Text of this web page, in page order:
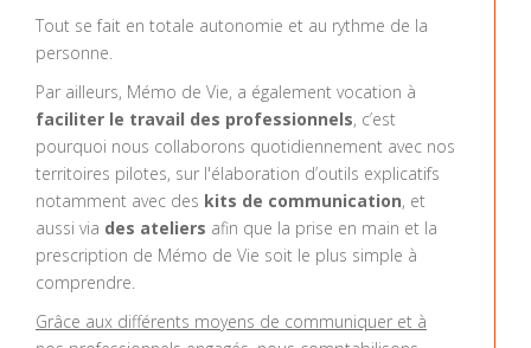
Tout se fait en totale autonomie et au rythme de la
personne.
Par ailleurs, Mémo de Vie, a également vocation à
faciliter le travail des professionnels, c’est
pourquoi nous collaborons quotidiennement avec nos
territoires pilotes, sur l'élaboration d’outils explicatifs
notamment avec des kits de communication, et
aussi via des ateliers afin que la prise en main et la
prescription de Mémo de Vie soit le plus simple à
comprendre.
Grâce aux différents moyens de communiquer et à